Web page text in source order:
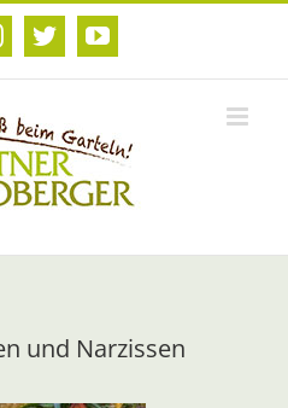
TwitterYouTube
und Narzissen